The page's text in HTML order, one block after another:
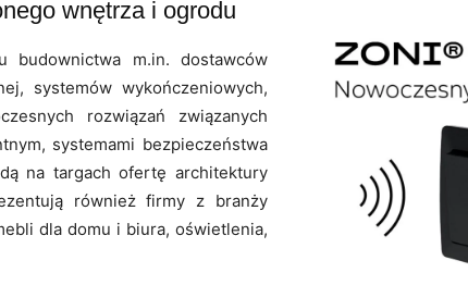
wnętrza i ogrodu
budownictwa m.in. dostawców
systemów wykończeniowych,
rozwiązań związanych
systemami bezpieczeństwa
na targach ofertę architektury
również firmy z branży
dla domu i biura, oświetlenia,